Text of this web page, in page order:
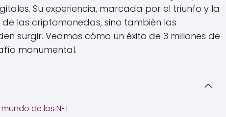
Su experiencia, marcada por el triunfo y la
las criptomonedas, sino también las
surgir. Veamos cómo un éxito de 3 millones de
monumental.
de los NFT